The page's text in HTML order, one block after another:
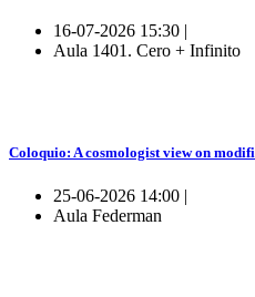
16-07-2026 15:30 |
Aula 1401. Cero + Infinito
Coloquio: A cosmologist view on
25-06-2026 14:00 |
Aula Federman